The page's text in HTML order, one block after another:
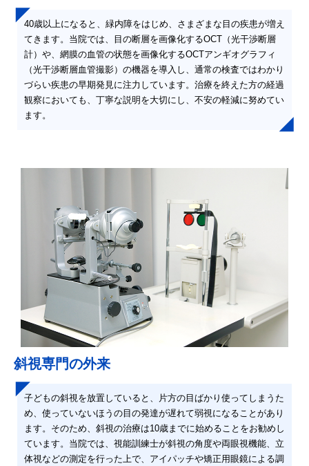
40歳以上になると、緑内障をはじめ、さまざまな目の疾患が増え
てきます。当院では、目の断層を画像化するOCT（光干渉断層
計）や、網膜の血管の状態を画像化するOCTアンギオグラフィ
（光干渉断層血管撮影）の機器を導入し、通常の検査ではわかり
づらい疾患の早期発見に注力しています。治療を終えた方の経過
観察においても、丁寧な説明を大切にし、不安の軽減に努めてい
ます。
斜視専門の外来
子どもの斜視を放置していると、片方の目ばかり使ってしまうた
め、使っていないほうの目の発達が遅れて弱視になることがあり
ます。そのため、斜視の治療は10歳までに始めることをお勧めし
ています。当院では、視能訓練士が斜視の角度や両眼視機能、立
体視などの測定を行った上で、アイパッチや矯正用眼鏡による調